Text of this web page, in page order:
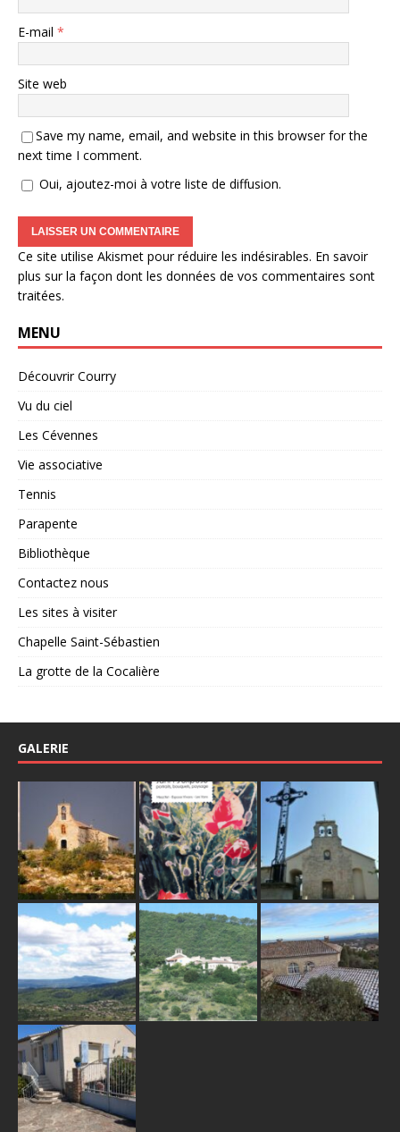
E-mail *
Site web
Save my name, email, and website in this browser for the
next time I comment.
Oui, ajoutez-moi à votre liste de diffusion.
Ce site utilise Akismet pour réduire les indésirables. En savoir
plus sur la façon dont les données de vos commentaires sont
traitées.
MENU
Découvrir Courry
Vu du ciel
Les Cévennes
Vie associative
Tennis
Parapente
Bibliothèque
Contactez nous
Les sites à visiter
Chapelle Saint-Sébastien
La grotte de la Cocalière
GALERIE